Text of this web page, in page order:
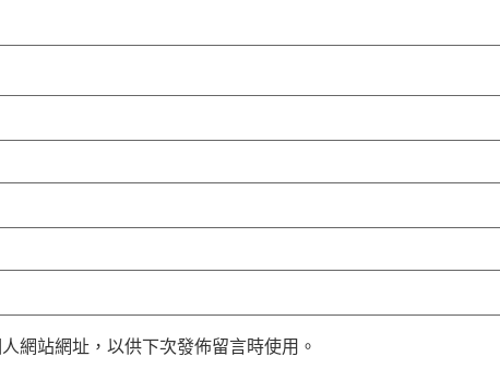
網站網址，以供下次發佈留言時使用。